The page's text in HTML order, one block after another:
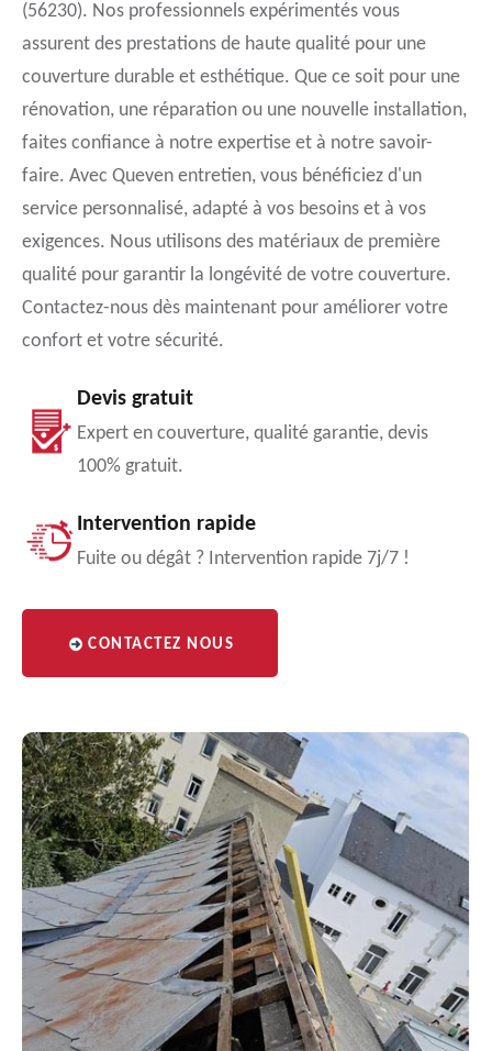
(56230). Nos professionnels expérimentés vous
assurent des prestations de haute qualité pour une
couverture durable et esthétique. Que ce soit pour une
rénovation, une réparation ou une nouvelle installation,
faites confiance à notre expertise et à notre savoir-
faire. Avec Queven entretien, vous bénéficiez d'un
service personnalisé, adapté à vos besoins et à vos
exigences. Nous utilisons des matériaux de première
qualité pour garantir la longévité de votre couverture.
Contactez-nous dès maintenant pour améliorer votre
confort et votre sécurité.
Devis gratuit
Expert en couverture, qualité garantie, devis
100% gratuit.
Intervention rapide
Fuite ou dégât ? Intervention rapide 7j/7 !
CONTACTEZ NOUS